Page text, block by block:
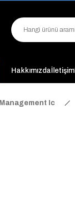
Hakkımızdaİletişim
Ic